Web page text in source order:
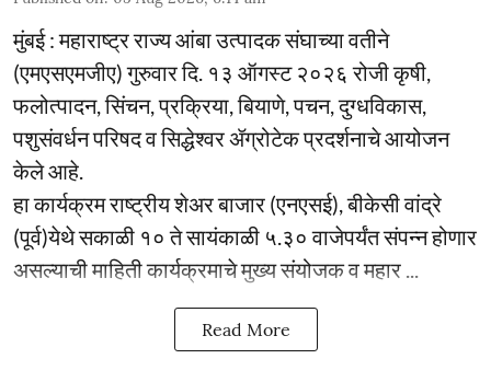
मुंबई : महाराष्ट्र राज्य आंबा उत्पादक संघाच्या वतीने
(एमएसएमजीए) गुरुवार दि. १३ ऑगस्ट २०२६ रोजी कृषी,
फलोत्पादन, सिंचन, प्रक्रिया, बियाणे, पचन, दुग्धविकास,
पशुसंवर्धन परिषद व सिद्धेश्वर ॲग्रोटेक प्रदर्शनाचे आयोजन
केले आहे.
हा कार्यक्रम राष्ट्रीय शेअर बाजार (एनएसई), बीकेसी वांद्रे
(पूर्व)येथे सकाळी १० ते सायंकाळी ५.३० वाजेपर्यंत संपन्न होणार
असल्याची माहिती कार्यक्रमाचे मुख्य संयोजक व महार ...
Read More